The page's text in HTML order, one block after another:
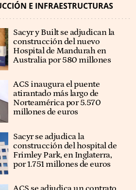
E INFRAESTRUCTURAS
Sacyr y Built se adjudican la
construcción del nuevo
Hospital de Mandurah en
Australia por 580 millones
ACS inaugura el puente
atirantado más largo de
Norteamérica por 5.570
millones de euros
Sacyr se adjudica la
construcción del hospital de
Frimley Park, en Inglaterra,
por 1.751 millones de euros